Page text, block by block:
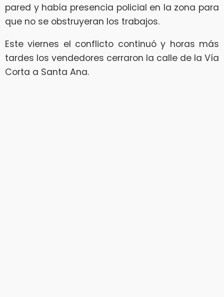
pared y había presencia policial en la zona para
que no se obstruyeran los trabajos.
Este viernes el conflicto continuó y horas más
tardes los vendedores cerraron la calle de la Vía
Corta a Santa Ana.